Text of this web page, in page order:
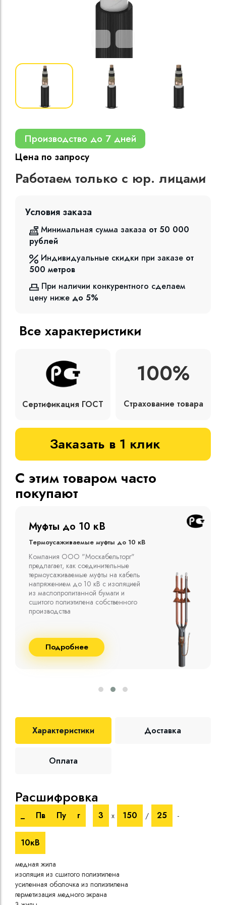
Кабели
изоляцией
Производство до 7 дней
Цена по запросу
Работаем только с юр. лицами
Условия заказа
Минимальная сумма заказа от 50 000
рублей
Индивидуальные скидки при заказе от
500 метров
При наличии конкурентного сделаем
цену ниже до 5%
Все характеристики
Сертификация ГОСТ
100%
Страхование товара
Заказать в 1 клик
С этим товаром часто
покупают
Муфты до 10 кВ
Термоусаживаемые муфты до 10 кВ
Компания ООО "Москабельторг"
предлагает, как соединительные
термоусаживаемые муфты на кабель
напряжением до 10 кВ с изоляцией
из маслопропитанной бумаги и
сшитого полиэтилена собственного
производства
Подробнее
Характеристики Доставка
Оплата
Расшифровка
Пв Пу г 3 х 150 / 25 -
10кВ
медная жила
изоляция из сшитого полиэтилена
усиленная оболочка из полиэтилена
герметизация медного экрана